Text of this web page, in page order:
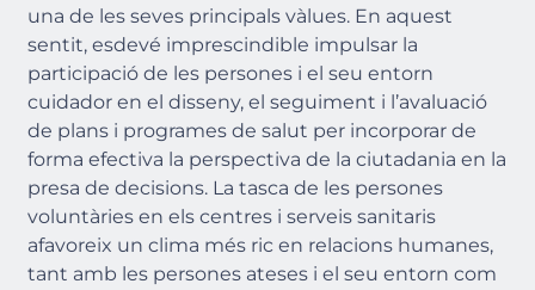
una de les seves principals vàlues. En aquest
sentit, esdevé imprescindible impulsar la
participació de les persones i el seu entorn
cuidador en el disseny, el seguiment i l’avaluació
de plans i programes de salut per incorporar de
forma efectiva la perspectiva de la ciutadania en la
presa de decisions. La tasca de les persones
voluntàries en els centres i serveis sanitaris
afavoreix un clima més ric en relacions humanes,
tant amb les persones ateses i el seu entorn com